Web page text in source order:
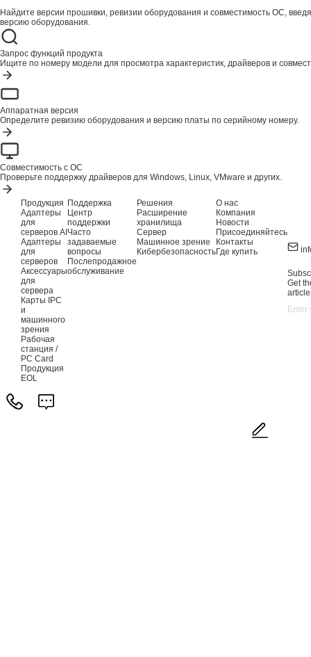
Найдите версии прошивки, ревизии оборудования и совместимость ОС,
версию оборудования.
Запрос функций продукта
Ищите по номеру модели для просмотра характеристик, драйверов и
Аппаратная версия
Определите ревизию оборудования и версию платы по серийному номеру.
Совместимость с ОС
Проверьте поддержку драйверов для Windows, Linux, VMware и других.
Продукция
Адаптеры
для
серверов AI
Адаптеры
для
серверов
Аксессуары
для
сервера
Карты IPC
и
машинного
зрения
Рабочая
станция /
PC Card
Продукция
EOL
Поддержка
Центр
поддержки
Часто
задаваемые
вопросы
Послепродажное
обслуживание
Решения
Расширение
хранилища
Сервер
Машинное зрение
Кибербезопасность
О нас
Компания
Новости
Присоединяйтесь
Контакты
Где купить
Get